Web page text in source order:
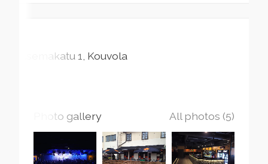
Asemakatu1 Kouvola
Photo gallery All photos (5)